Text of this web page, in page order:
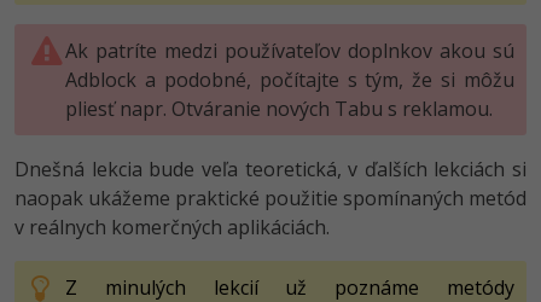
SQL
UML -80%
Algoritmy
Umelá inteligencia -10%
Ak patríte medzi používateľov doplnkov akou sú
Adblock a podobné, počítajte s tým, že si môžu
pliesť napr. Otváranie nových Tabu s reklamou.
Dnešná lekcia bude veľa teoretická, v ďalších lekciách si
naopak ukážeme praktické použitie spomínaných metód
v reálnych komerčných aplikáciách.
Z minulých lekcií už poznáme metódy